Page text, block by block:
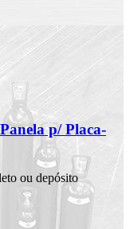
p/ Placa-
ou depósito